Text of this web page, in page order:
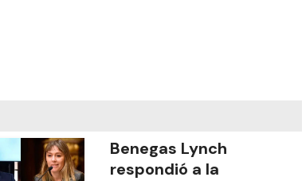
Benegas Lynch
respondió a la